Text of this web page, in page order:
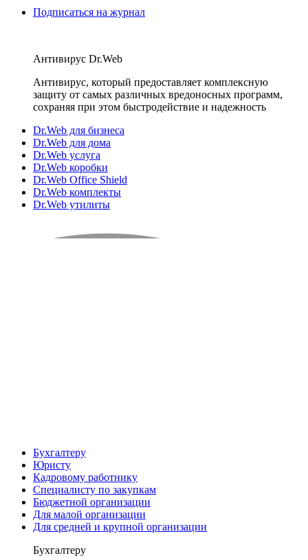
Подписаться на журнал
Антивирус Dr.Web
Антивирус, который предоставляет комплексную
защиту от самых различных вредоносных программ,
сохраняя при этом быстродействие и надежность
Dr.Web для бизнеса
Dr.Web для дома
Dr.Web услуга
Dr.Web коробки
Dr.Web Office Shield
Dr.Web комплекты
Dr.Web утилиты
Бухгалтеру
Юристу
Кадровому работнику
Специалисту по закупкам
Бюджетной организации
Для малой организации
Для средней и крупной организации
Бухгалтеру